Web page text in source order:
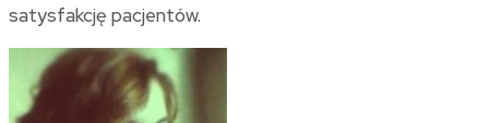
satysfakcję pacjentów.